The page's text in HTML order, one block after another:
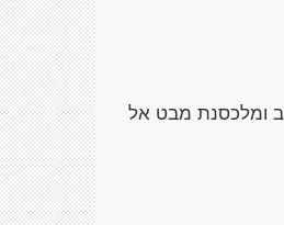
ומלכסנת מבט אל